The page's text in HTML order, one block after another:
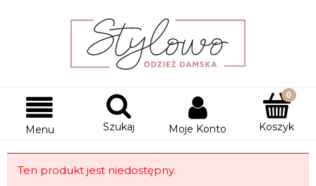
Menu Szukaj Moje Konto Koszyk
Ten produkt jest niedostępny.